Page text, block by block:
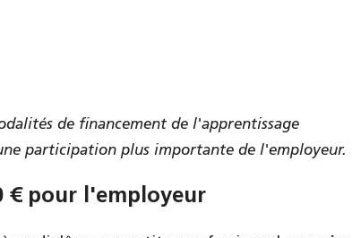
de financement de l'apprentissage
participation plus importante de l'employeur.
€ pour l'employeur